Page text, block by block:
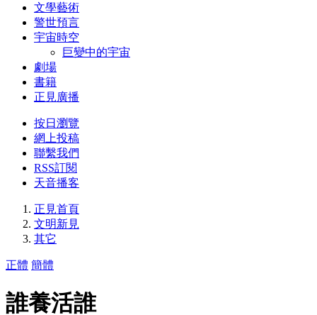
文學藝術
警世預言
宇宙時空
巨變中的宇宙
劇場
書籍
正見廣播
按日瀏覽
網上投稿
聯繫我們
RSS訂閱
天音播客
正見首頁
文明新見
其它
正體 簡體
誰養活誰